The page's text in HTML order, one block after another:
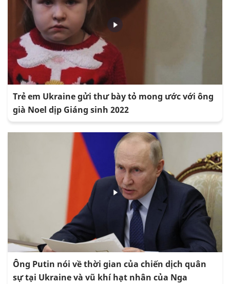
Trẻ em Ukraine gửi thư bày tỏ mong ước với ông
già Noel dịp Giáng sinh 2022
Ông Putin nói về thời gian của chiến dịch quân
sự tại Ukraine và vũ khí hạt nhân của Nga